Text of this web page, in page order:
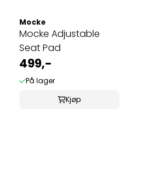
Mocke
Mocke Adjustable
Seat Pad
499,-
På lager
Kjøp